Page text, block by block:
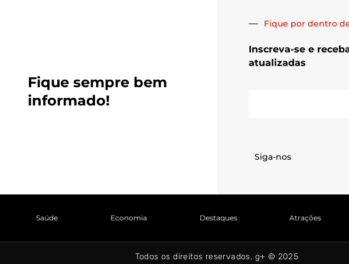
Fique sempre bem
informado!
Fique por dentro
Inscreva-se e
atualizadas
Siga-nos
Saúde Economia Destaques Atrações
Todos os direitos reservados. g+ © 2025